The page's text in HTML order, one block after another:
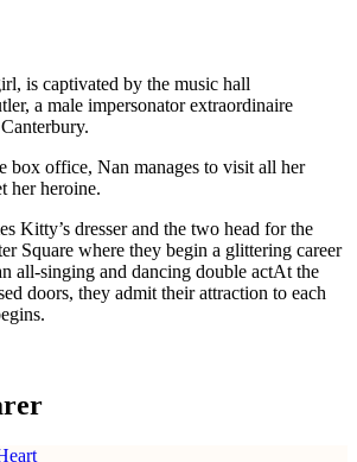
is captivated by the music hall
a male impersonator extraordinaire
box office, Nan manages to visit all her
her heroine.
Kitty’s dresser and the two head for the
Square where they begin a glittering career
all-singing and dancing double actAt the
doors, they admit their attraction to each